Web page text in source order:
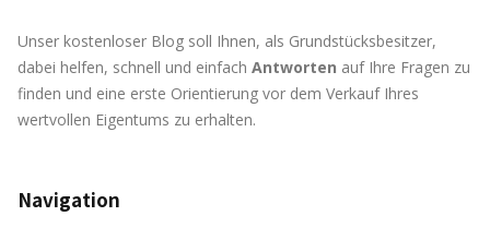
Unser kostenloser Blog soll Ihnen, als Grundstücksbesitzer,
dabei helfen, schnell und einfach Antworten auf Ihre Fragen zu
finden und eine erste Orientierung vor dem Verkauf Ihres
wertvollen Eigentums zu erhalten.
Navigation